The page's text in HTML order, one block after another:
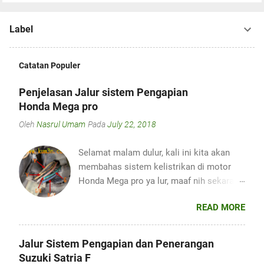
Label
Catatan Populer
Penjelasan Jalur sistem Pengapian
Honda Mega pro
Oleh Nasrul Umam PadaJuly 22, 2018
Selamat malam dulur, kali ini kita akan
membahas sistem kelistrikan di motor
Honda Mega pro ya lur, maaf nih sekarang
Motor Injeksi karena sekarang jarang
menemui motor tersebut, yaah namanya
juga bengkel di desa lur, adanya motor-
motor tua. 😂 Sebelum nya perlu anda
READ MORE
Jalur Sistem Pengapian dan Penerangan
Suzuki Satria F